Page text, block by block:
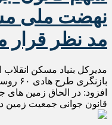
نهضت ملی
مد نظر قرار
مدیرکل بنیاد مسکن انقلاب
افزود: در الحاق زمین های
قانون جوانی جمعیت زمین